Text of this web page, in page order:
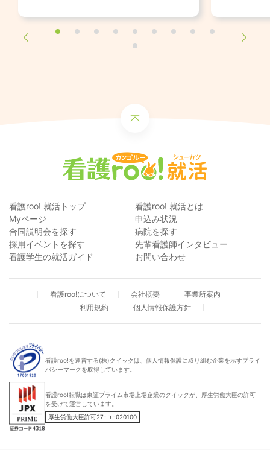
看護roo! 就活トップ
看護roo! 就活とは
Myページ
申込み状況
合同説明会を探す
病院を探す
採用イベントを探す
先輩看護師インタビュー
看護学生の就活ガイド
お問い合わせ
看護roo!について 会社概要
事業所案内
利用規約
個人情報保護方針
看護roo!を運営する(株)クイックは、個人情報保護に取り組む企業を示すプライ
バシーマークを取得しています。
看護roo!転職は東証プライム市場上場企業のクイックが、厚生労働大臣の許可
を受けて運営しています。
厚生労働大臣許可27-ユ-020100